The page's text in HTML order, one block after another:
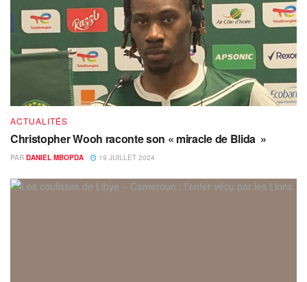
ACTUALITÉS
Christopher Wooh raconte son « miracle de Blida »
PAR DANIEL MBOPDA 19 JUILLET 2024